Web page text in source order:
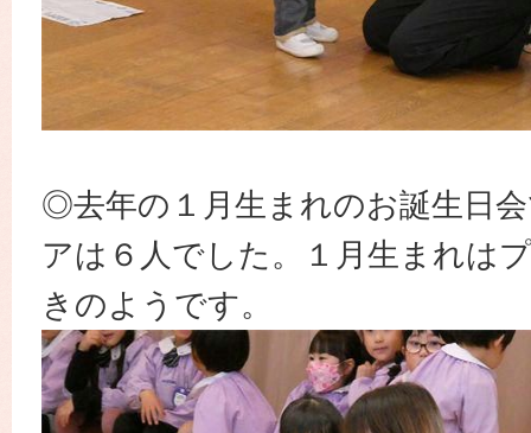
◎去年の１月生まれのお誕生日
アは６人でした。１月生まれは
きのようです。